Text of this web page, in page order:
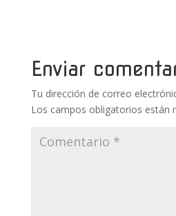
k
Enviar
Tu dirección de correo
Los campos obligatorios están